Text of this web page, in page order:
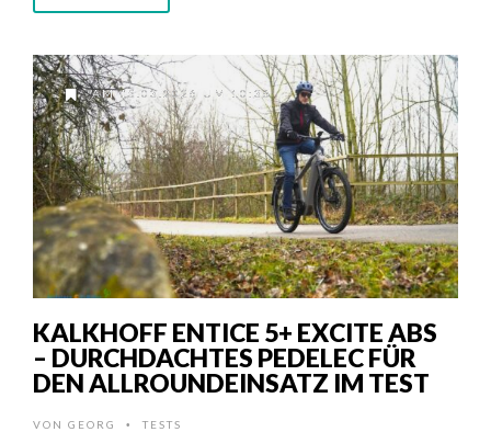
AM 15.03.2026 UM 10:36
KALKHOFF ENTICE 5+ EXCITE ABS
– DURCHDACHTES PEDELEC FÜR
DEN ALLROUNDEINSATZ IM TEST
VON GEORG • TESTS